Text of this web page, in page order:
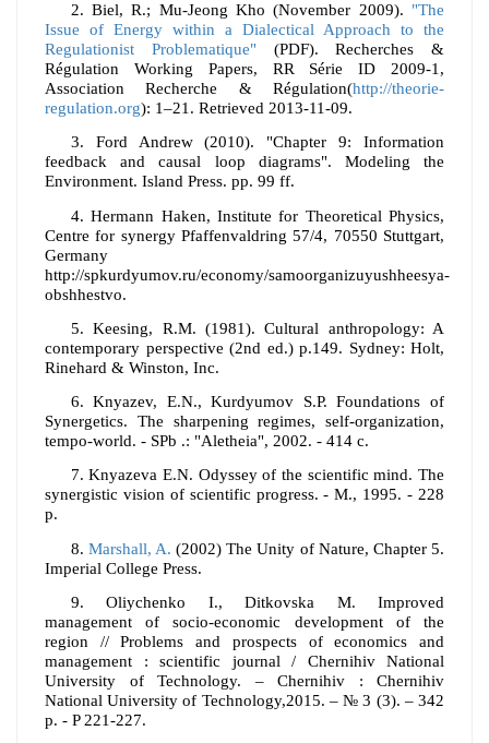
2.Biel, R.; Mu-Jeong Kho (November 2009). "The
Issue of Energy within a Dialectical Approach to the
Regulationist Problematique"
(PDF).
Recherches &
Régulation Working Papers, RR Série ID 2009-1,
Association Recherche & Régulation(http://theorie-
regulation.org): 1–21. Retrieved 2013-11-09.
3. Ford Andrew (2010). "Chapter 9: Information
feedback and causal loop diagrams". Modeling the
Environment. Island Press. pp. 99 ff.
4.Hermann Haken, Institute for Theoretical Physics,
Centre for synergy Pfaffenvaldring 57/4, 70550 Stuttgart,
Germany
http://spkurdyumov.ru/economy/samoorganizuyushheesya-
obshhestvo.
5.Keesing, R.M. (1981). Cultural anthropology: A
contemporary perspective (2nd ed.) p.149. Sydney: Holt,
Rinehard & Winston, Inc.
6.Knyazev, E.N., Kurdyumov S.P. Foundations of
Synergetics. The sharpening regimes, self-organization,
tempo-world. - SPb .: "Aletheia", 2002. - 414 c.
7.Knyazeva E.N. Odyssey of the scientific mind. The
synergistic vision of scientific progress. - M., 1995. - 228
p.
8. Marshall, A. (2002) The Unity of Nature, Chapter 5.
Imperial College Press.
9.Oliychenko I., Ditkovska M. Improved
management of socio-economic development of the
region // Problems and prospects of economics and
management : scientific journal / Chernihiv National
University of Technology. – Chernihiv : Chernihiv
National University of Technology,2015. – № 3 (3). – 342
p. - P 221-227.